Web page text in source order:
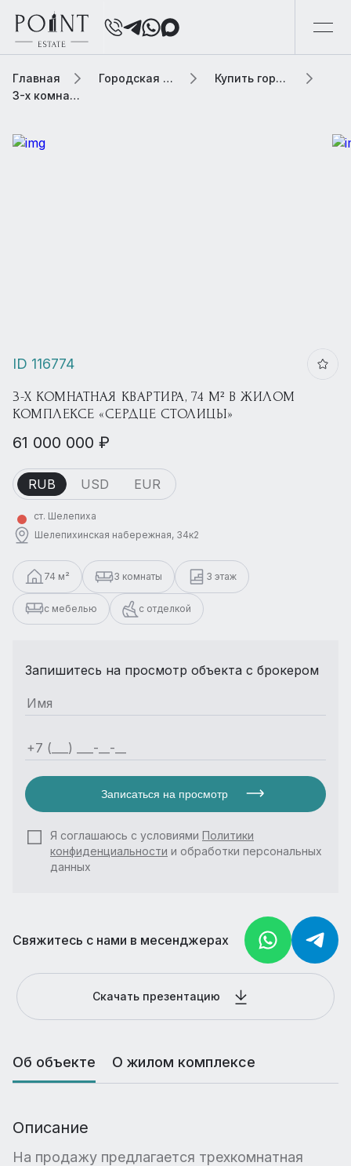
Главная Городская элитная недвижимость
Купить городскую недвижимость
3-х комнатная квартира, 74 м² В жилом комплексе «Сердце Столицы»
ID 116774
3-Х КОМНАТНАЯ КВАРТИРА, 74 М² В ЖИЛОМ
КОМПЛЕКСЕ «СЕРДЦЕ СТОЛИЦЫ»
61 000 000 ₽
RUB USD EUR
ст. Шелепиха
Шелепихинская набережная, 34к2
74 м² 3 комнаты 3 этаж
с мебелью с отделкой
Запишитесь на просмотр объекта с брокером
Записаться на просмотр
Я соглашаюсь с условиями Политики
конфиденциальности и обработки персональных
данных
Свяжитесь с нами в месенджерах
Скачать презентацию
Об объекте О жилом комплексе
Описание
На продажу предлагается трехкомнатная